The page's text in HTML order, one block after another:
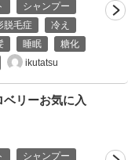
シャンプー
脱毛症
冷え
睡眠
糖化
ikutatsu
リーお気に入
シャンプー